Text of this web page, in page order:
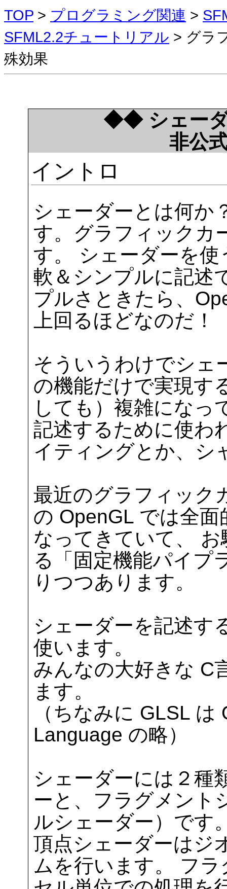
TOP > プログラミング関連 >
SFML2.2チュートリアル > グラ
殊効果
◆◆ シェー
非公
イントロ
シェーダーとは何か
す。グラフィックカ
す。 シェーダーを
軟＆シンプルに記述
プルさときたら、
上回るほどなのだ！
そういうわけでシェ
の機能だけで実現す
しても）複雑になっ
記述するために使わ
イティングとか、シ
最近のグラフィック
の OpenGL では全
なってきていて、
る「固定機能パイプ
りつつあります。
シェーダーを記述す
使います。
みんなの大好きな C
ます。
（ちなみに GLSL
Language の略）
シェーダーには２種
ーと、フラグメント
ルシェーダー）です
頂点シェーダーはジ
ムを行います。 フ